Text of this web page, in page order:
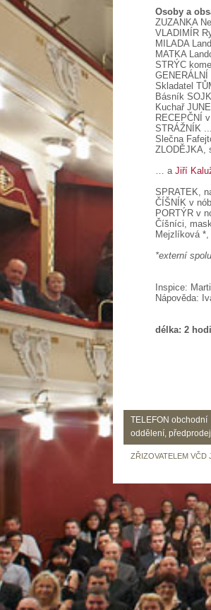
Osoby a
ZUZANKA
VLADIMÍR
MILADA
MATKA
STRÝC
Skladatel
Básník
Kuchař
RECEPČNÍ
STRÁŽNÍK ...
Slečna
ZLODĚJKA,
… a Jiří
SPRATEK,
ČÍŠNÍK v
PORTÝR v
Číšníci,
Mejzlíková
*externí
Inspice:
Nápověda:
délka: 2
TELEFON obchodní
oddělení,
ZŘIZOVATELEM VČD